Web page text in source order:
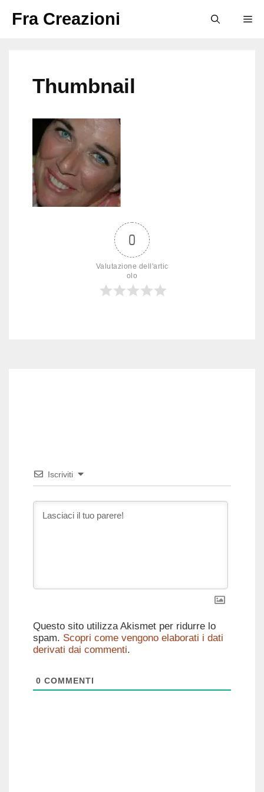
Fra Creazioni
Thumbnail
0
Valutazione dell'artic
olo
Iscriviti
Questo sito utilizza Akismet per ridurre lo
spam. Scopri come vengono elaborati i dati
derivati dai commenti.
0 COMMENTI